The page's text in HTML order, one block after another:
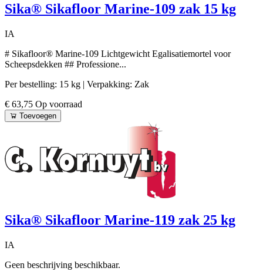
Sika® Sikafloor Marine-109 zak 15 kg
IA
# Sikafloor® Marine-109 Lichtgewicht Egalisatiemortel voor
Scheepsdekken ## Professione...
Per bestelling: 15 kg | Verpakking: Zak
€ 63,75 Op voorraad
Toevoegen
Sika® Sikafloor Marine-119 zak 25 kg
IA
Geen beschrijving beschikbaar.